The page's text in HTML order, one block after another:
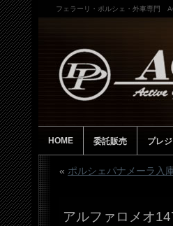
フェラーリ・ポルシェ・外車専門
HOME 委託販売 プレ
« ポルシェパナメーラ入
アルファロメオ